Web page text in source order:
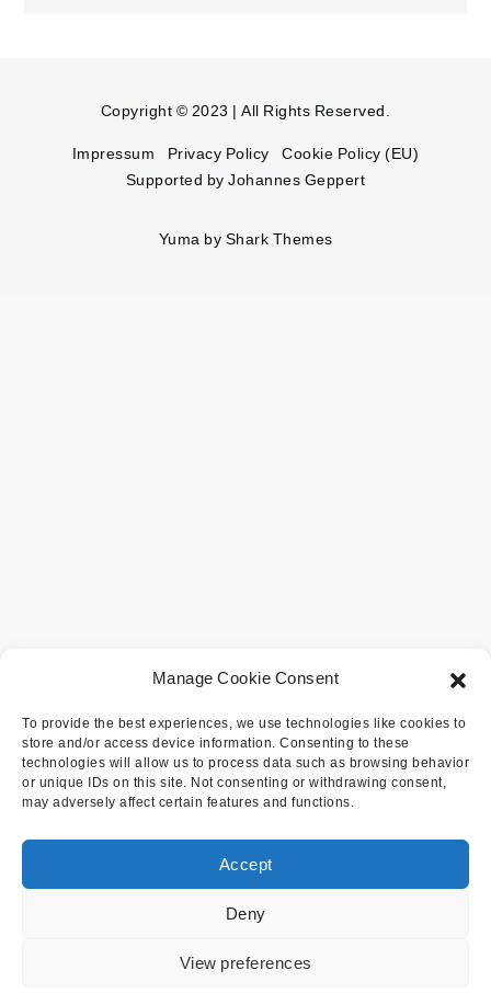
Manage Cookie Consent
To provide the best experiences, we use technologies like cookies to
store and/or access device information. Consenting to these
technologies will allow us to process data such as browsing behavior
or unique IDs on this site. Not consenting or withdrawing consent,
may adversely affect certain features and functions.
Accept
Deny
View preferences
Copyright © 2023 | All Rights Reserved.
Impressum Privacy Policy
Cookie Policy (EU)
Supported by Johannes Geppert
Yuma by Shark Themes